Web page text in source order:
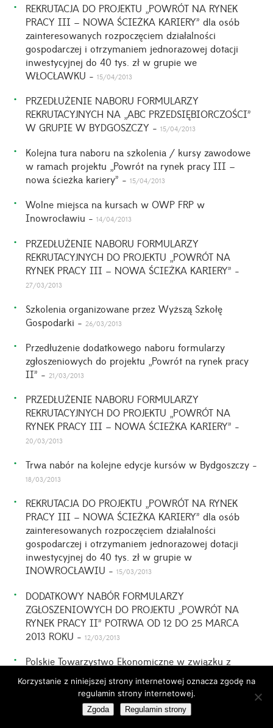
REKRUTACJA DO PROJEKTU „POWRÓT NA RYNEK
PRACY III – NOWA ŚCIEŻKA KARIERY” dla osób
zainteresowanych rozpoczęciem działalności
gospodarczej i otrzymaniem jednorazowej dotacji
inwestycyjnej do 40 tys. zł w grupie we
WŁOCŁAWKU -15/04/2013
PRZEDŁUŻENIE NABORU FORMULARZY
REKRUTACYJNYCH NA „ABC PRZEDSIĘBIORCZOŚCI”
W GRUPIE W BYDGOSZCZY -15/04/2013
Kolejna tura naboru na szkolenia / kursy zawodowe
w ramach projektu „Powrót na rynek pracy III –
nowa ścieżka kariery” -15/04/2013
Wolne miejsca na kursach w OWP FRP w
Inowrocławiu -14/04/2013
PRZEDŁUŻENIE NABORU FORMULARZY
REKRUTACYJNYCH DO PROJEKTU „POWRÓT NA
RYNEK PRACY III – NOWA ŚCIEŻKA KARIERY” -
27/03/2013
Szkolenia organizowane przez Wyższą Szkołę
Gospodarki - 26/03/2013
Przedłużenie dodatkowego naboru formularzy
zgłoszeniowych do projektu „Powrót na rynek pracy
II” - 21/03/2013
PRZEDŁUŻENIE NABORU FORMULARZY
REKRUTACYJNYCH DO PROJEKTU „POWRÓT NA
RYNEK PRACY III – NOWA ŚCIEŻKA KARIERY” -
20/03/2013
Trwa nabór na kolejne edycje kursów w Bydgoszczy -
18/03/2013
REKRUTACJA DO PROJEKTU „POWRÓT NA RYNEK
PRACY III – NOWA ŚCIEŻKA KARIERY” dla osób
zainteresowanych rozpoczęciem działalności
gospodarczej i otrzymaniem jednorazowej dotacji
inwestycyjnej do 40 tys. zł w grupie w
INOWROCŁAWIU -15/03/2013
DODATKOWY NABÓR FORMULARZY
ZGŁOSZENIOWYCH DO PROJEKTU „POWRÓT NA
RYNEK PRACY II” POTRWA OD 12 DO 25 MARCA
2013 ROKU -12/03/2013
Polskie Towarzystwo Ekonomiczne w związku z
wykonawców materiałów promocyjnych – Zapytanie
o cenę (z dn05.03.2014 r.) -05/03/2013
Korzystanie z niniejszej strony internetowej oznacza zgodę na
regulamin strony internetowej.
Zgoda Regulamin strony